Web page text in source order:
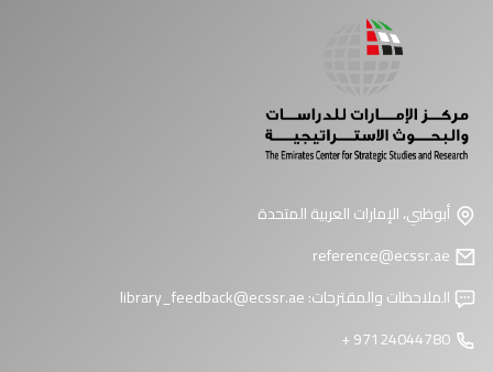
أبوظبي، الإمارات العربية المتحدة
الملاحظات والمقترحات:library_feedback@ecssr.ae